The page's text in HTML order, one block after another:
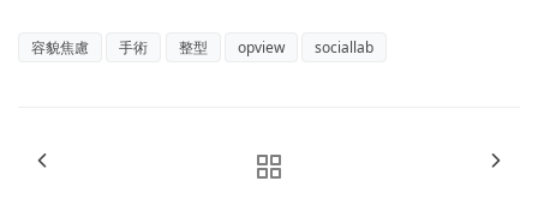
容貌焦慮 手術 整型 opview sociallab